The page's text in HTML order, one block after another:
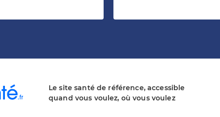
Le site santé de référence, accessible
quand vous voulez, où vous voulez